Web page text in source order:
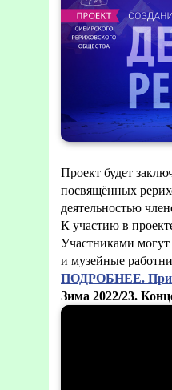
Проект будет
посвящённых
деятельностью
К участию в
Участниками могут
и музейные
ПОДРОБНЕЕ.
Зима 2022/23.